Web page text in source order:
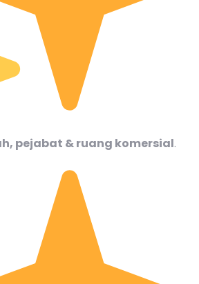
pejabat & ruang komersial.